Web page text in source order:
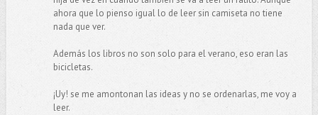
ahora que lo pienso igual lo de leer sin camiseta no tiene
nada que ver.
Además los libros no son solo para el verano, eso eran las
bicicletas.
¡Uy! se me amontonan las ideas y no se ordenarlas, me voy a
leer.